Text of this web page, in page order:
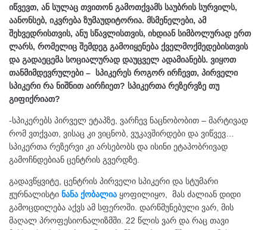
იწვევთ, ან სულაც თვითონ გამოთქვამს საუბრის სურვილს,
აანონსებ, იკვრება ზუმაუდიტორია. მსმენელები, ამ
შეხვედრისთვის, ანუ სწავლისთვის, იხდიან სიმბოლურად ერთ
ლარს, რომელიც შემდეგ გამოიყენება ქველმოქმედებისთვის
და გადაეცემა სოციალურად დაუცველ ადამიანებს. ვიყოთ
თანმიმდევრულები – სპიკერეს როგორ ირჩევთ, პირველი
სპიკერი რა ნიშნით აირჩიეთ? სპიკერთა რეზერვზე თუ
გიფიქრიათ?
-სპიკერებს პირველ ეტაპზე, ვარჩევ ნაცნობობით – მარტივად
რომ ვთქვათ, ვისაც კი ვიცნობ, ვუკავშირდები და ვიწვევ…
სპიკერთა რეზერვი კი არსებობს და ისინი ეტაპობრივად
გამოჩნდებიან ცენტრის გვერდზე.
გადავწყვიტე, ცენტრის პირველი სპიკერი და სტუმარი
ჟურნალისტი ნანა ქობალია ყოფილიყო, მას ძალიან დიდი
გამოცდილება აქვს ამ სფეროში. დარწმუნებული ვარ, მის
მაღალ პროფესიონალიზმში. 22 წლის ვარ და რაც თავი